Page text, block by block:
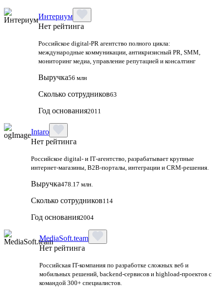
Интериум
Нет рейтинга
Российское digital-PR агентство полного цикла:
международные коммуникации, антикризисный PR, SMM,
мониторинг медиа, управление репутацией и консалтинг
Выручка56 млн
Сколько сотрудников63
Год основания2011
Intaro
Нет рейтинга
Российское digital‑ и IT‑агентство, разрабатывает крупные
интернет‑магазины, B2B‑порталы, интеграции и CRM‑решения.
Выручка478.17 млн.
Сколько сотрудников114
Год основания2004
MediaSoft.team
Нет рейтинга
Российская IT-компания по разработке сложных веб и
мобильных решений, backend-сервисов и highload-проектов с
командой 300+ специалистов.